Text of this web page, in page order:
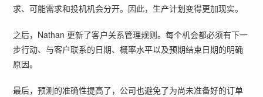
求、可能需求和投机机会分开。因此，生产计划变得更加现实。
之后，Nathan 更新了客户关系管理规则。每个机会都必须有下一
步行动、与客户联系的日期、概率水平以及预期结束日期的明确
原因。
最后，预测的准确性提高了，公司也避免了为尚未准备好的订单